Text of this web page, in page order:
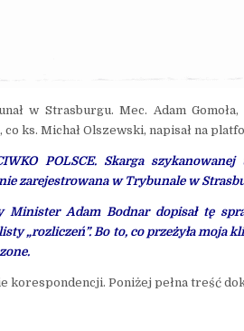
w Strasburgu. Mec. Adam
ks. Michał Olszewski, napisał na
POLSCE. Skarga
zarejestrowana w Trybunale w
Minister Adam Bodnar dopisał tę
„rozliczeń”. Bo to, co przeżyła moja
Poniżej pełna treść